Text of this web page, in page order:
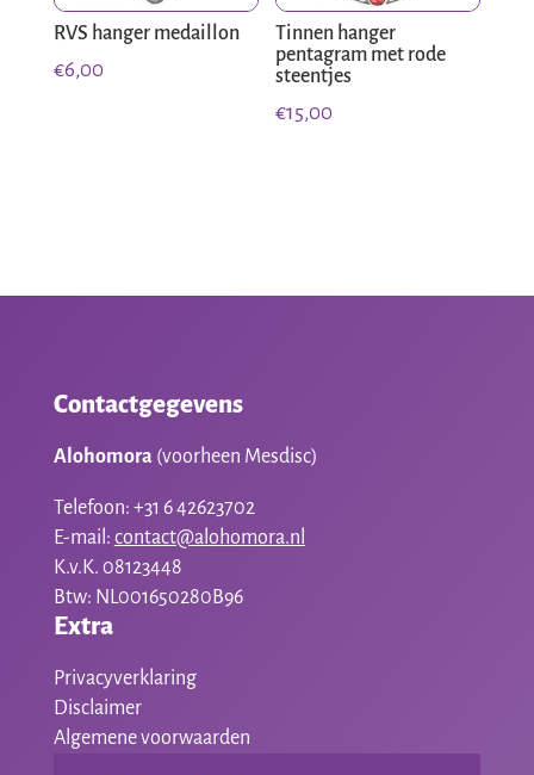
RVS hanger medaillon
€6,00
Tinnen hanger
pentagram met rode
steentjes
€15,00
Contactgegevens
Alohomora (voorheen Mesdisc)
Telefoon: +31 6 42623702
E-mail: contact@alohomora.nl
K.v.K. 08123448
Btw: NL001650280B96
Extra
Privacyverklaring
Disclaimer
Algemene voorwaarden